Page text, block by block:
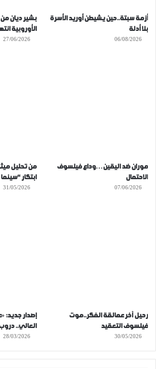
أزمة سبتة..حين يشيطن أوريد الأسرة
بلا أدلة
06/08/2026
بشير ديان من
الأوروبية
27/06/2026
موران ضد اليقين…وداع فيلسوف
الاحتمال
07/06/2026
من تحليل
ابتكار
31/05/2026
رحيل آخر عمالقة الفكر..موت
فيلسوف التعقيد
30/05/2026
إصدار جديد:
العالي..
28/03/2026